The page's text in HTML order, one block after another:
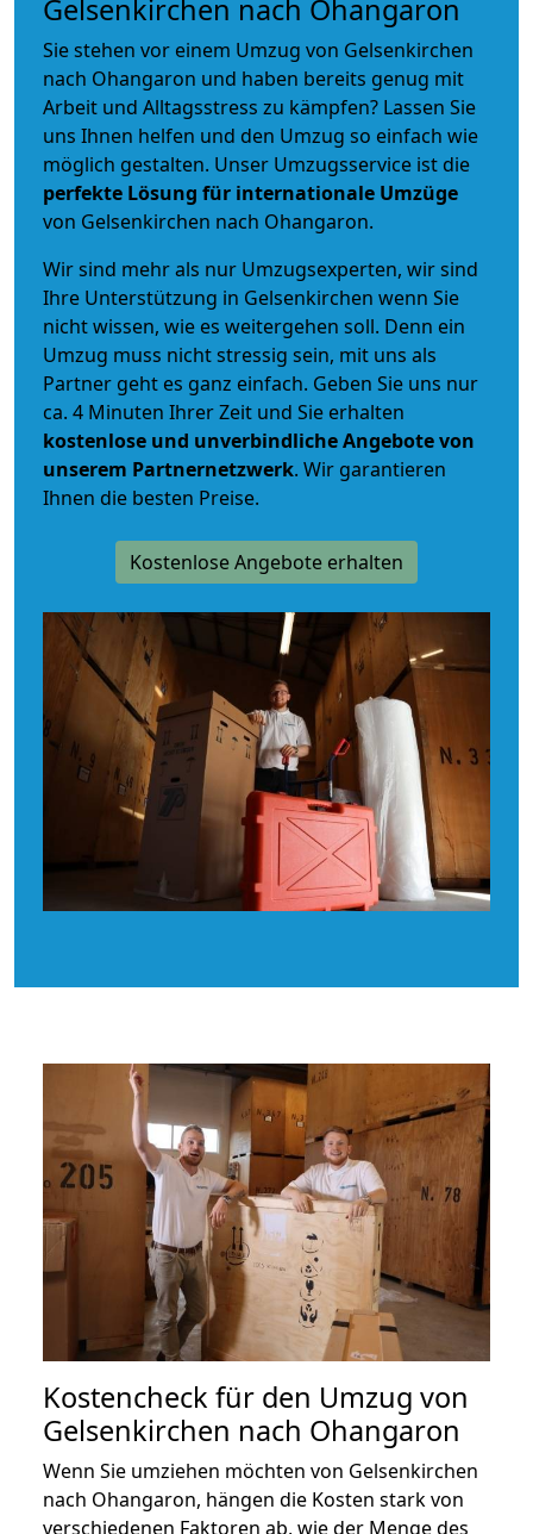
Gelsenkirchen nach Ohangaron
Sie stehen vor einem Umzug von Gelsenkirchen
nach Ohangaron und haben bereits genug mit
Arbeit und Alltagsstress zu kämpfen? Lassen Sie
uns Ihnen helfen und den Umzug so einfach wie
möglich gestalten. Unser Umzugsservice ist die
perfekte Lösung für internationale Umzüge
von Gelsenkirchen nach Ohangaron.
Wir sind mehr als nur Umzugsexperten, wir sind
Ihre Unterstützung in Gelsenkirchen wenn Sie
nicht wissen, wie es weitergehen soll. Denn ein
Umzug muss nicht stressig sein, mit uns als
Partner geht es ganz einfach. Geben Sie uns nur
ca. 4 Minuten Ihrer Zeit und Sie erhalten
kostenlose und unverbindlicheAngebote von
unserem Partnernetzwerk. Wir garantieren
Ihnen die besten Preise.
Kostenlose Angebote erhalten
Kostencheck für den Umzug von
Gelsenkirchen nach Ohangaron
Wenn Sie umziehen möchten von Gelsenkirchen
nach Ohangaron, hängen die Kosten stark von
verschiedenen Faktoren ab, wie der Menge des